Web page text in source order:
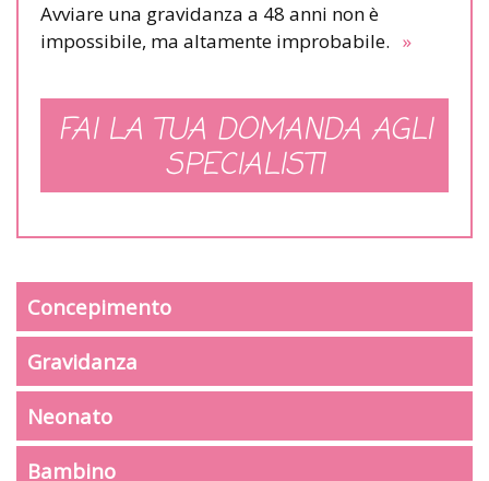
Avviare una gravidanza a 48 anni non è
impossibile, ma altamente improbabile. »
FAI LA TUA DOMANDA AGLI
SPECIALISTI
Concepimento
Gravidanza
Neonato
Bambino